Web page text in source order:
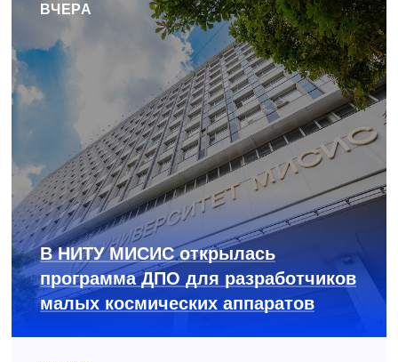
ВЧЕРА
В НИТУ МИСИС открылась
программа ДПО для разработчиков
малых космических аппаратов